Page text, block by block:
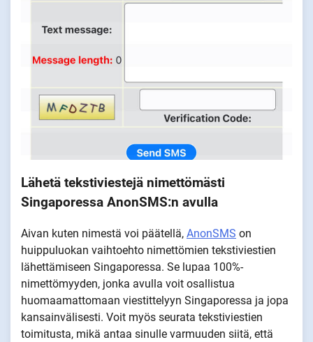
Lähetä tekstiviestejä nimettömästi
Singaporessa AnonSMS:n avulla
Aivan kuten nimestä voi päätellä, AnonSMS on
huippuluokan vaihtoehto nimettömien tekstiviestien
lähettämiseen Singaporessa. Se lupaa 100%-
nimettömyyden, jonka avulla voit osallistua
huomaamattomaan viestittelyyn Singaporessa ja jopa
kansainvälisesti. Voit myös seurata tekstiviestien
toimitusta, mikä antaa sinulle varmuuden siitä, että